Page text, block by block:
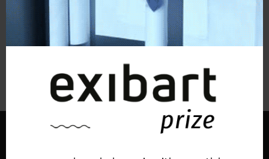
A che serve il bottone ON AIR?
Come posso inserire la mia biografia?
Iscriviti alla newsletter